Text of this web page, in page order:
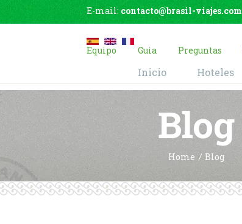
E-mail: contacto@brasil-viajes.com
Equipo Guia Preguntas
Inicio Hoteles
Blog
Home Blog